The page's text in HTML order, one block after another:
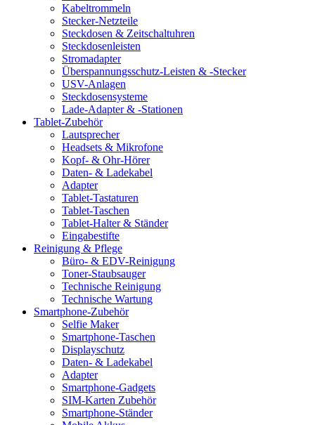
Kabeltrommeln
Stecker-Netzteile
Steckdosen & Zeitschaltuhren
Steckdosenleisten
Stromadapter
Überspannungsschutz-Leisten & -Stecker
USV-Anlagen
Steckdosensysteme
Lade-Adapter & -Stationen
Tablet-Zubehör
Lautsprecher
Headsets & Mikrofone
Kopf- & Ohr-Hörer
Daten- & Ladekabel
Adapter
Tablet-Tastaturen
Tablet-Taschen
Tablet-Halter & Ständer
Eingabestifte
Reinigung & Pflege
Büro- & EDV-Reinigung
Toner-Staubsauger
Technische Reinigung
Technische Wartung
Smartphone-Zubehör
Selfie Maker
Smartphone-Taschen
Displayschutz
Daten- & Ladekabel
Adapter
Smartphone-Gadgets
SIM-Karten Zubehör
Smartphone-Ständer